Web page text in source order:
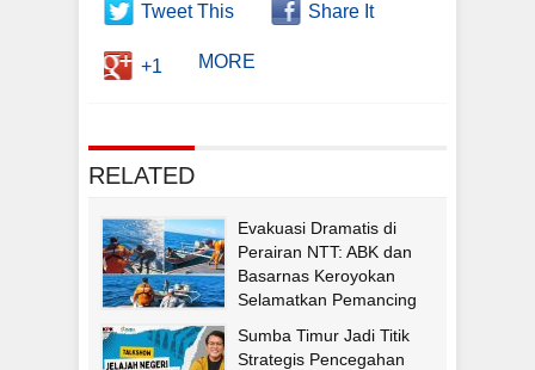
Tweet This Share It
+1 MORE
RELATED
Evakuasi Dramatis di
Perairan NTT: ABK dan
Basarnas Keroyokan
Selamatkan Pemancing
Sumba Timur Jadi Titik
Strategis Pencegahan